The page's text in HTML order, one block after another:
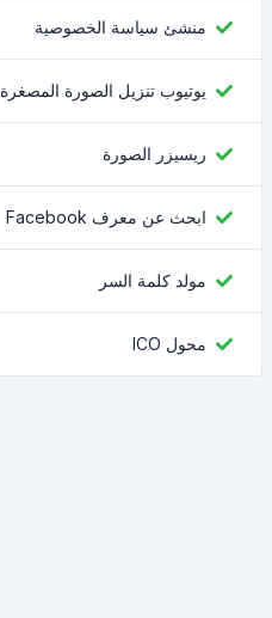
منشئ سياسة الخصوصية
يوتيوب تنزيل الصورة المصغرة
ريسيزر الصورة
ابحث عن معرف Facebook
مولد كلمة السر
محول ICO